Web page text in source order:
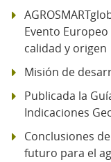
Evento
calidad y origen
Misión de
Publicada la
Indicaciones
Conclusiones
futuro para el